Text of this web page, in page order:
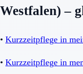
Westfalen) –
• Kurzzeitpflege in
• Kurzzeitpflege in